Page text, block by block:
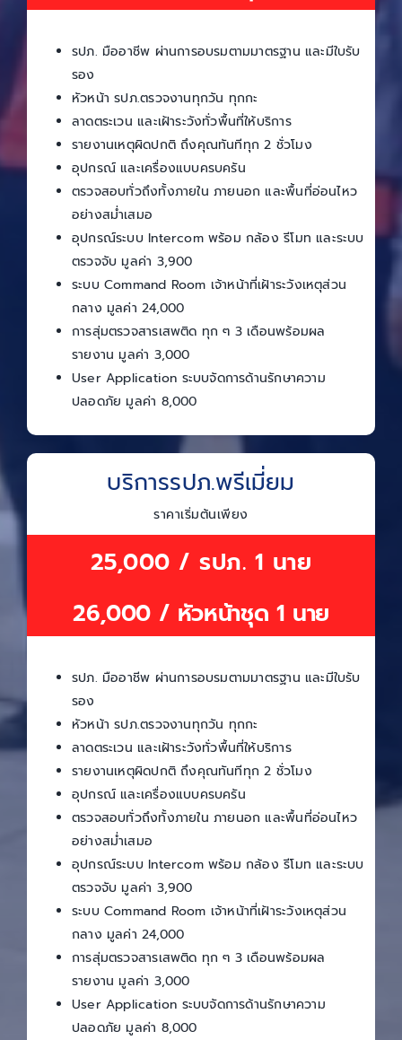
รปภ. มืออาชีพ ผ่านการอบรมตามมาตรฐาน และมีใบรับ
รอง
หัวหน้า รปภ.ตรวจงานทุกวัน ทุกกะ
ลาดตระเวน และเฝ้าระวังทั่วพื้นที่ให้บริการ
รายงานเหตุผิดปกติ ถึงคุณทันทีทุก 2 ชั่วโมง
อุปกรณ์ และเครื่องแบบครบครัน
ตรวจสอบทั่วถึงทั้งภายใน ภายนอก และพื้นที่อ่อนไหว
อย่างสม่ำเสมอ
อุปกรณ์ระบบ Intercom พร้อม กล้อง รีโมท และระบบ
ตรวจจับ มูลค่า 3,900
ระบบ Command Room เจ้าหน้าที่เฝ้าระวังเหตุส่วน
กลาง มูลค่า 24,000
การสุ่มตรวจสารเสพติด ทุก ๆ 3 เดือนพร้อมผล
รายงาน มูลค่า 3,000
User Application ระบบจัดการด้านรักษาความ
ปลอดภัย มูลค่า 8,000
บริการรปภ.พรีเมี่ยม
ราคาเริ่มต้นเพียง
25,000 / รปภ. 1 นาย
26,000 / หัวหน้าชุด 1 นาย
รปภ. มืออาชีพ ผ่านการอบรมตามมาตรฐาน และมีใบรับ
รอง
หัวหน้า รปภ.ตรวจงานทุกวัน ทุกกะ
ลาดตระเวน และเฝ้าระวังทั่วพื้นที่ให้บริการ
รายงานเหตุผิดปกติ ถึงคุณทันทีทุก 2 ชั่วโมง
อุปกรณ์ และเครื่องแบบครบครัน
ตรวจสอบทั่วถึงทั้งภายใน ภายนอก และพื้นที่อ่อนไหว
อย่างสม่ำเสมอ
อุปกรณ์ระบบ Intercom พร้อม กล้อง รีโมท และระบบ
ตรวจจับ มูลค่า 3,900
ระบบ Command Room เจ้าหน้าที่เฝ้าระวังเหตุส่วน
กลาง มูลค่า 24,000
การสุ่มตรวจสารเสพติด ทุก ๆ 3 เดือนพร้อมผล
รายงาน มูลค่า 3,000
User Application ระบบจัดการด้านรักษาความ
ปลอดภัย มูลค่า 8,000